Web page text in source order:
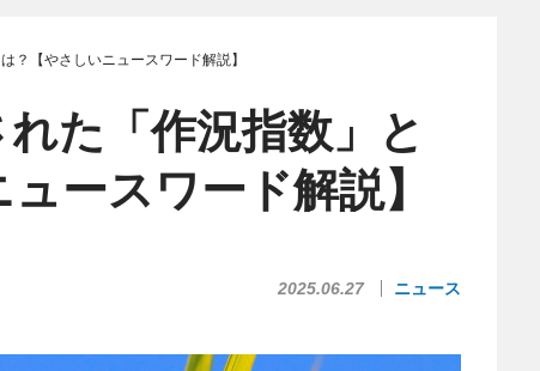
？【やさしいニュースワード解説】
た「作況指数」と
ースワード解説】
2025.06.27 ニュース